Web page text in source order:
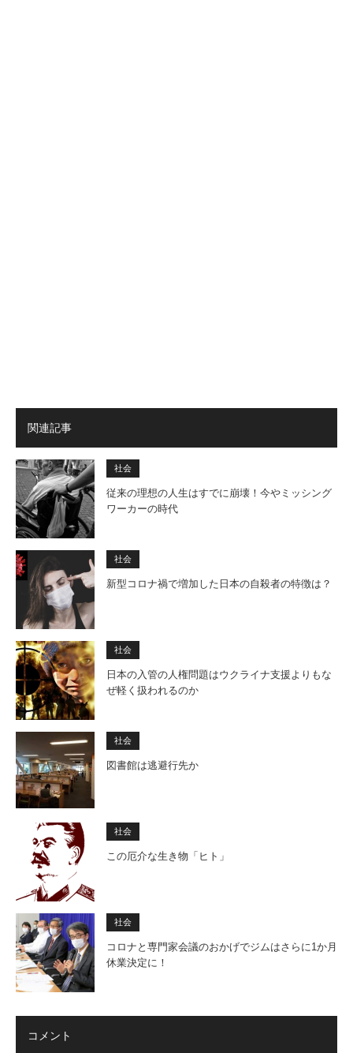
関連記事
社会
従来の理想の人生はすでに崩壊！今やミッシング
ワーカーの時代
社会
新型コロナ禍で増加した日本の自殺者の特徴は？
社会
日本の入管の人権問題はウクライナ支援よりもな
ぜ軽く扱われるのか
社会
図書館は逃避行先か
社会
この厄介な生き物「ヒト」
社会
コロナと専門家会議のおかげでジムはさらに1か月
休業決定に！
コメント